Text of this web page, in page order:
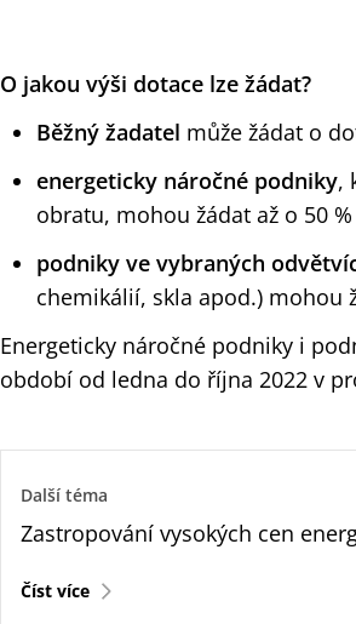
O jakou výši dotace lze žádat?
Běžný žadatel může žádat o
energeticky náročné podniky,
obratu, mohou žádat až o 50
podniky ve vybraných
chemikálií, skla apod.) mohou
Energeticky náročné podniky i
období od ledna do října 2022 v
Další téma
Zastropování vysokých cen
Číst více